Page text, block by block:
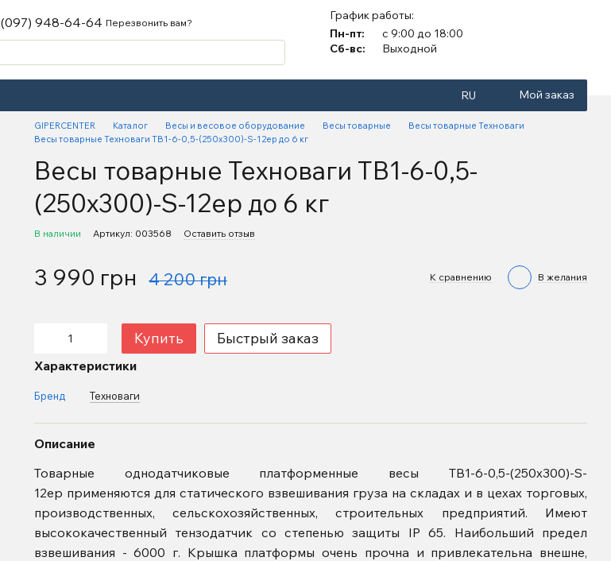
(097) 948-64-64 Перезвонить вам?
График работы:
Пн-пт:
с 9:00 до 18:00
Сб-вс:
Выходной
RU Мой заказ
GIPERCENTER Каталог Весы и весовое оборудование Весы товарные
Весы товарные Техноваги
Весы товарные Техноваги ТВ1-6-0,5-(250х300)-S-12ер до 6 кг
Весы товарные Техноваги ТВ1-6-0,5-
(250х300)-S-12ер до 6 кг
В наличии Артикул: 003568 Оставить отзыв
3 990 грн 4 200 грн К сравнению В желания
Купить Быстрый заказ
Характеристики
Бренд Техноваги
Описание
Товарные однодатчиковые платформенные весы ТВ1-6-0,5-(250х300)-S-
12ер применяются для статического взвешивания груза на складах и в цехах торговых,
производственных, сельскохозяйственных, строительных предприятий. Имеют
высококачественный тензодатчик со степенью защиты IP 65. Наибольший предел
взвешивания - 6000 г. Крышка платформы очень прочна и привлекательна внешне,